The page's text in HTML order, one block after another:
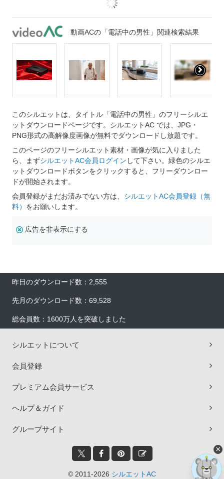
動画ACの「電話中の男性」関連検索結果
このシルエットは、タイトル「電話中の男性」のフリーシルエ
ットダウンロードページです。シルエットAC では、JPG・
PNG形式の高解像度画像が無料でダウンロードし放題です。
このページのフリーシルエット素材・画像が気に入りました
ら、まずシルエットAC会員ログイン して下さい。緑色のシルエ
ットダウンロードボタンをクリックすると、フリーダウンロー
ドが開始されます。
会員登録がまだお済みでない方は、 シルエットAC会員登録（無
料） をお願いします。
広告を非表示にする
昨日のダウンロード数：2,555
先月のダウンロード数：69,528
総会員数：1600万人を突破しました
シルエットについて
会員登録
プレミアム会員サービス
ヘルプ＆ガイド
グループサイト
© 2011-2026 シルエットAC
×